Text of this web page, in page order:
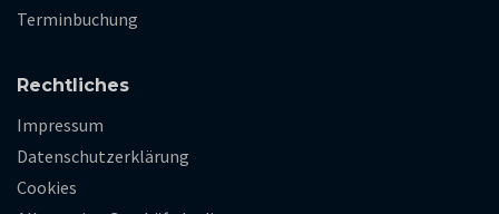
Terminbuchung
Rechtliches
Impressum
Datenschutzerklärung
Cookies